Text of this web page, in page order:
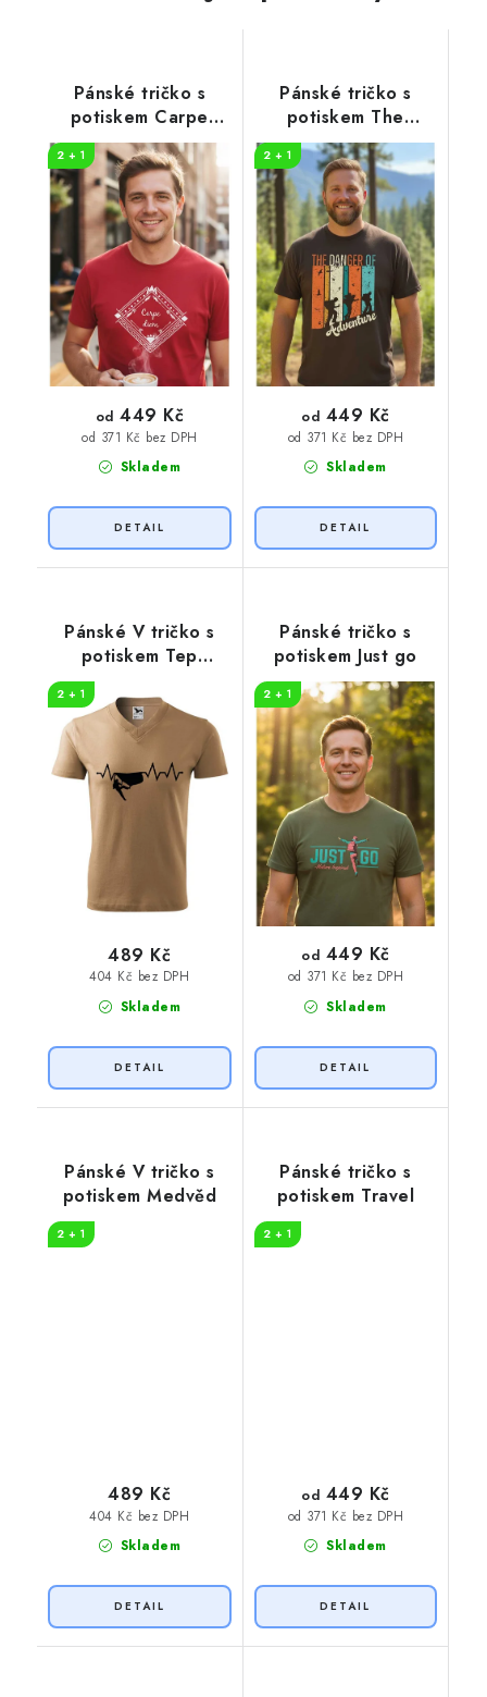
Pánské tričko s
potiskem Carpe
diem
2 + 1
Skladem
od 371 Kč bez DPH
od 449 Kč
Pánské tričko s
potiskem The
danger
2 + 1
Skladem
od 371 Kč bez DPH
od 449 Kč
Pánské V tričko s
potiskem Tep
2 + 1
Skladem
404 Kč bez DPH
489 Kč
Pánské tričko s
potiskem Just go
2 + 1
Skladem
od 371 Kč bez DPH
od 449 Kč
Pánské V tričko s
potiskem Medvěd
2 + 1
Skladem
404 Kč bez DPH
489 Kč
Pánské tričko s
potiskem Travel
2 + 1
Skladem
od 371 Kč bez DPH
od 449 Kč